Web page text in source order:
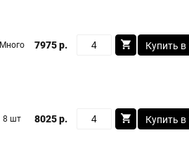
Много 7975 р. Купить в
8 шт 8025 р. Купить в